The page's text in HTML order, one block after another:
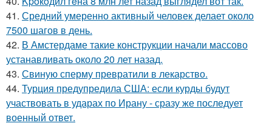
41. Средний умеренно активный человек делает около
7500 шагов в день.
42. В Амстердаме такие конструкции начали массово
устанавливать около 20 лет назад.
43. Свиную сперму превратили в лекарство.
44. Турция предупредила США: если курды будут
участвовать в ударах по Ирану - сразу же последует
военный ответ.